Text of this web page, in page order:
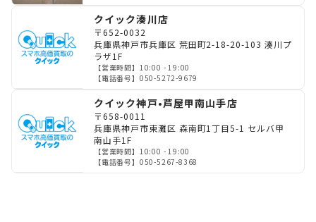
クイック湊川店
〒652-0032
兵庫県神戸市兵庫区 荒田町2-18-20-103 湊川プ
ラザ1F
【営業時間】 10:00 - 19:00
【電話番号】 050-5272-9679
クイック神戸•芦屋甲南山手店
〒658-0011
兵庫県神戸市東灘区 森南町1丁目5-1 セルバ甲
南山手1F
【営業時間】 10:00 - 19:00
【電話番号】 050-5267-8368